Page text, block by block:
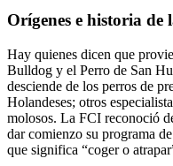
Orígenes e historia
Hay quienes dicen que
Bulldog y el Perro de San
desciende de los perros de
Holandeses; otros
molosos. La FCI reconoció
dar comienzo su programa
que significa “coger o